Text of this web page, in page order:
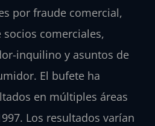
por fraude comercial,
comerciales,
inquilino y asuntos de
El bufete ha
en múltiples áreas
Los resultados varían